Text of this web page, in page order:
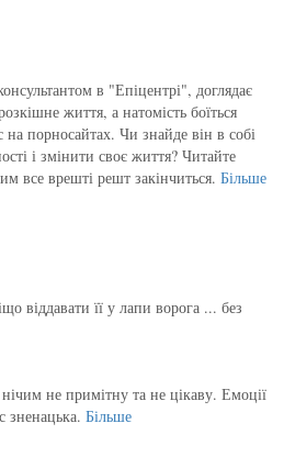
в "Епіцентрі", доглядає
життя, а натомість боїться
на порносайтах. Чи знайде він в собі
і змінити своє життя? Читайте
все врешті решт закінчиться. Більше
віддавати її у лапи ворога ... без
не примітну та не цікаву. Емоції
зненацька. Більше